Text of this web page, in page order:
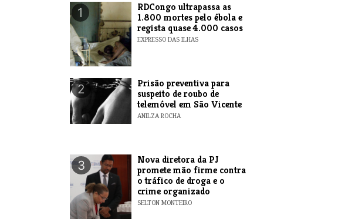
1
RDCongo ultrapassa as
1.800 mortes pelo ébola e
regista quase 4.000 casos
EXPRESSO DAS ILHAS
2
Prisão preventiva para
suspeito de roubo de
telemóvel em São Vicente
ANILZA ROCHA
3
Nova diretora da PJ
promete mão firme contra
o tráfico de droga e o
crime organizado
SELTON MONTEIRO